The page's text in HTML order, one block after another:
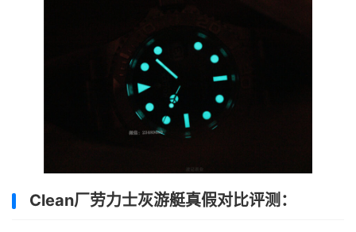
Clean厂劳力士灰游艇真假对比评测：